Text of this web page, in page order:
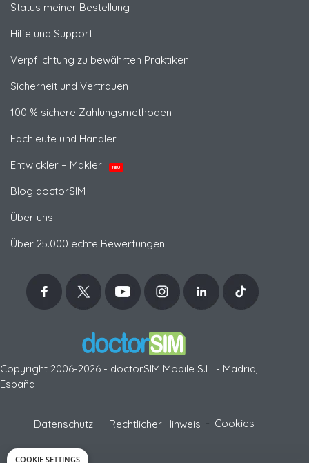
Status meiner Bestellung
Hilfe und Support
Verpflichtung zu bewährten Praktiken
Sicherheit und Vertrauen
100 % sichere Zahlungsmethoden
Fachleute und Händler
Entwickler – Makler
NEU
Blog doctorSIM
Über uns
Über 25.000 echte Bewertungen!
Copyright 2006-2026 - doctorSIM Mobile S.L. - Madrid,
España
Datenschutz Rechtlicher Hinweis Cookies
COOKIE SETTINGS